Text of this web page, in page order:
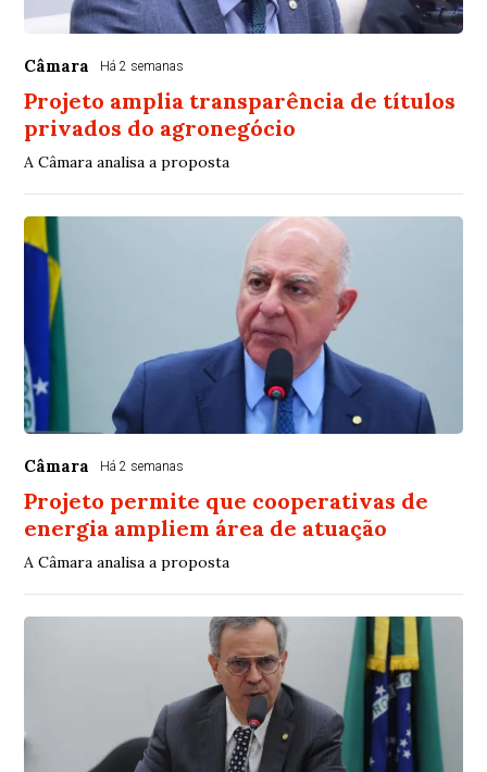
Câmara Há 2 semanas
Projeto amplia transparência de títulos
privados do agronegócio
A Câmara analisa a proposta
Câmara Há 2 semanas
Projeto permite que cooperativas de
energia ampliem área de atuação
A Câmara analisa a proposta